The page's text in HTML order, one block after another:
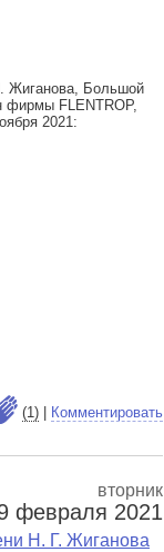
Жиганова, Большой
фирмы FLENTROP,
2021:
(1)| Комментировать
вторник
февраля 2021
Н. Г. Жиганова